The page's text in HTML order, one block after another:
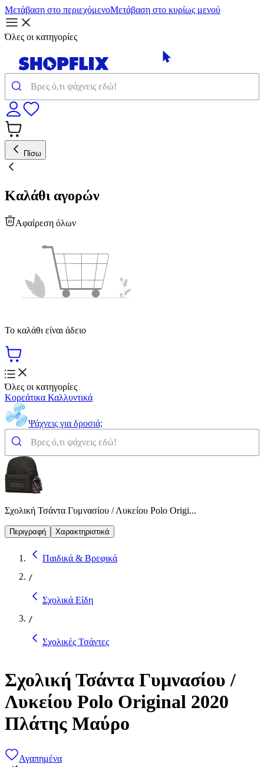
Μετάβαση στο περιεχόμενοΜετάβαση στο κυρίως μενού
Όλες οι κατηγορίες
Πίσω
Καλάθι αγορών
Αφαίρεση όλων
Το καλάθι είναι άδειο
Όλες οι κατηγορίες
Κορεάτικα Καλλυντικά
Ψάχνεις για δροσιά;
Σχολική Τσάντα Γυμνασίου / Λυκείου Polo Origi...
Περιγραφή Χαρακτηριστικά
Παιδικά & Βρεφικά
/
Σχολικά Είδη
/
Σχολικές Τσάντες
Σχολική Τσάντα Γυμνασίου /
Λυκείου Polo Original 2020
Πλάτης Μαύρο
Αγαπημένα